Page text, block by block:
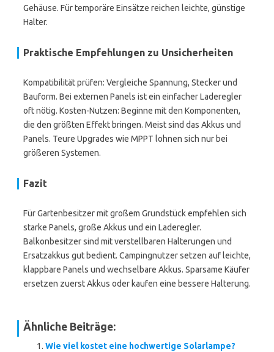
Gehäuse. Für temporäre Einsätze reichen leichte, günstige
Halter.
Praktische Empfehlungen zu Unsicherheiten
Kompatibilität prüfen: Vergleiche Spannung, Stecker und
Bauform. Bei externen Panels ist ein einfacher Laderegler
oft nötig. Kosten-Nutzen: Beginne mit den Komponenten,
die den größten Effekt bringen. Meist sind das Akkus und
Panels. Teure Upgrades wie MPPT lohnen sich nur bei
größeren Systemen.
Fazit
Für Gartenbesitzer mit großem Grundstück empfehlen sich
starke Panels, große Akkus und ein Laderegler.
Balkonbesitzer sind mit verstellbaren Halterungen und
Ersatzakkus gut bedient. Campingnutzer setzen auf leichte,
klappbare Panels und wechselbare Akkus. Sparsame Käufer
ersetzen zuerst Akkus oder kaufen eine bessere Halterung.
Ähnliche Beiträge:
Wie viel kostet eine hochwertige Solarlampe?